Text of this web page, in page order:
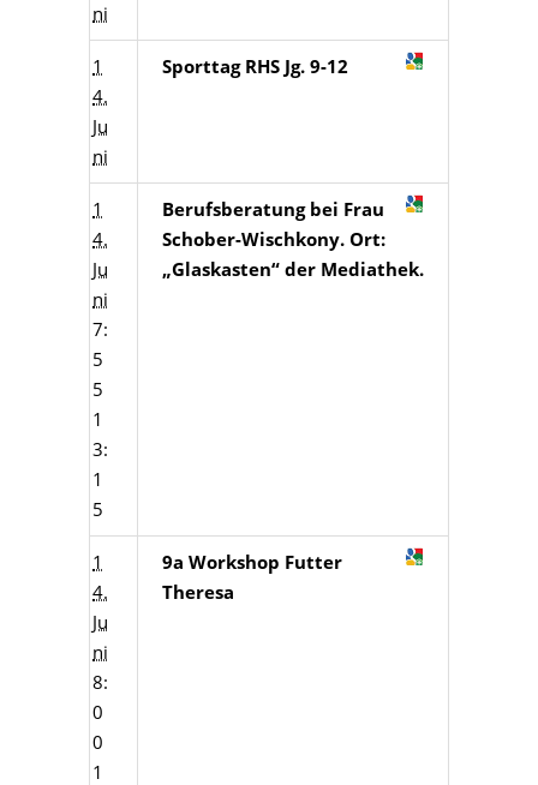
ni
1
4.
Ju
ni
Sporttag RHS Jg. 9-12
1
4.
Ju
ni
7:
5
5
1
3:
1
5
Berufsberatung bei Frau
Schober-Wischkony. Ort:
„Glaskasten“ der Mediathek.
1
4.
Ju
ni
8:
0
0
1
9a Workshop Futter
Theresa